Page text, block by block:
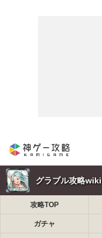
グラブル攻略wiki
攻略TOP
ガチャ